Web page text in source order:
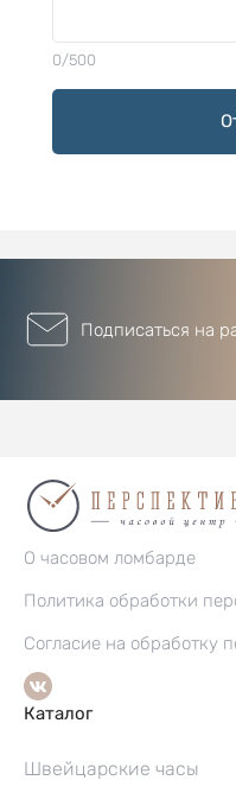
0/500
Подписаться на
О часовом ломбарде
Политика обработки
Согласие на обработку
Каталог
Швейцарские часы